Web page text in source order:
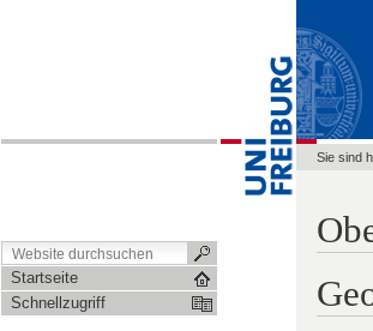
Startseite
Schnellzugriff
Sie sind